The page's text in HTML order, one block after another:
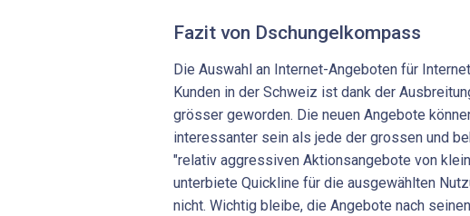
Fazit von Dschungelkompass
Die Auswahl an Internet-Angeboten für
Kunden in der Schweiz ist dank der
grösser geworden. Die neuen Angebote
interessanter sein als jede der grossen und
"relativ aggressiven Aktionsangebote von
unterbiete Quickline für die ausgewählten
nicht. Wichtig bleibe, die Angebote nach